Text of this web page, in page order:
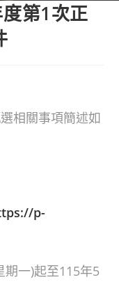
第1次正
相關事項簡述如
p-
期一)起至115年5